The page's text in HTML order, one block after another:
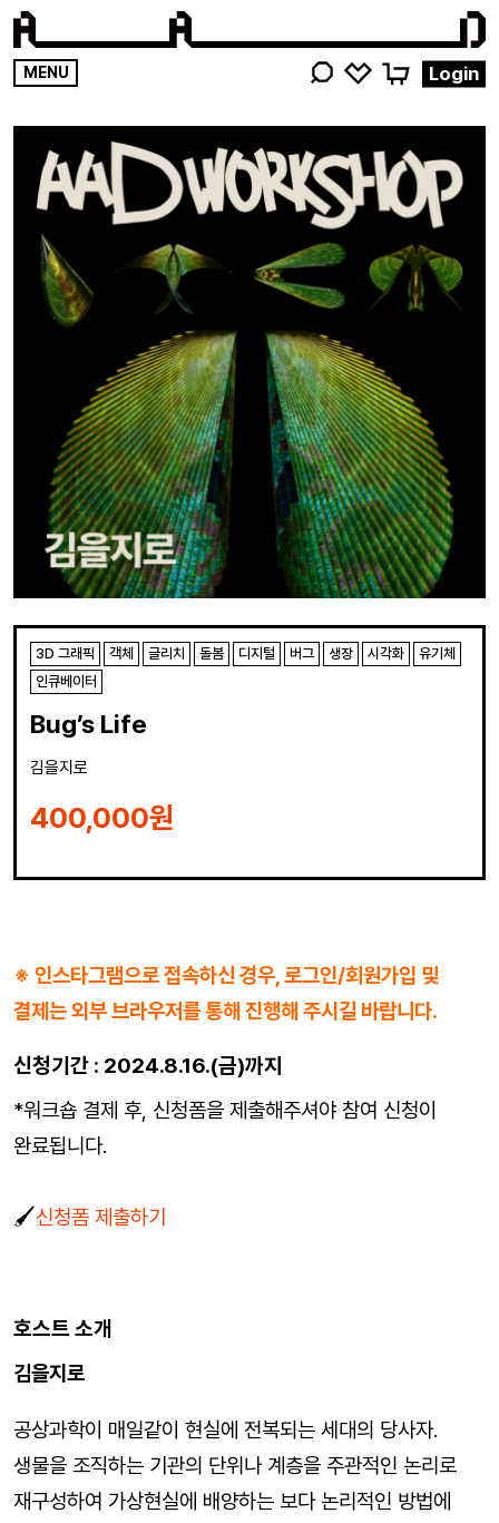
MENU
영감
검색해
주세요
Login
※ 인스타그램으로 접속하신 경우, 로그인/회원가입 및
결제는 외부 브라우저를 통해 진행해 주시길 바랍니다.
신청기간 : 2024.8.16.(금)까지
*워크숍 결제 후, 신청폼을 제출해주셔야 참여 신청이
완료됩니다.
🖌신청폼 제출하기
호스트 소개
김을지로
공상과학이 매일같이 현실에 전복되는 세대의 당사자.
생물을 조직하는 기관의 단위나 계층을 주관적인 논리로
재구성하여 가상현실에 배양하는 보다 논리적인 방법에
3D 그래픽 객체 글리치 돌봄 디지털 버그 생장 시각화
유기체
인큐베이터
Bug’s Life
김을지로
400,000원